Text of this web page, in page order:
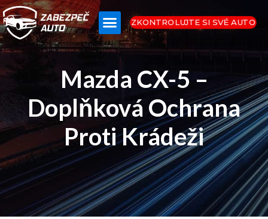
ZKONTROLUJTE SI SVÉ AUTO
Mazda CX-5 –
Doplňková Ochrana
Proti Krádeži